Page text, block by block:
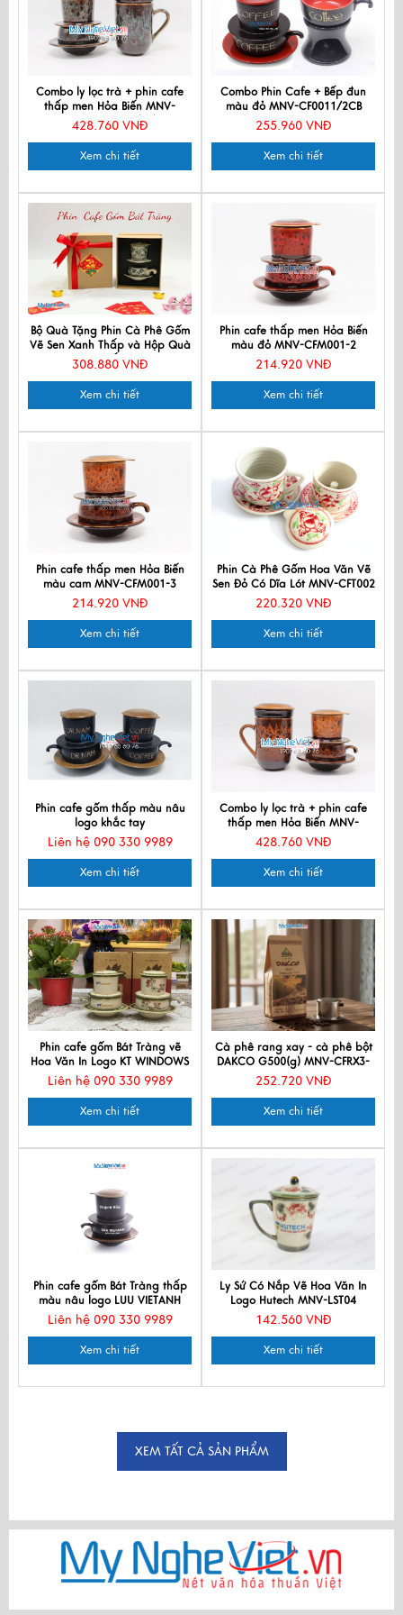
Combo ly lọc trà + phin cafe
thấp men Hỏa Biến MNV-
CFM001-5 màu xanh dương
428.760 VNĐ
Xem chi tiết
Combo Phin Cafe + Bếp đun
màu đỏ MNV-CF0011/2CB
255.960 VNĐ
Xem chi tiết
Bộ Quà Tặng Phin Cà Phê Gốm
Vẽ Sen Xanh Thấp và Hộp Quà
Tặng Cao Cấp CBMNV-
308.880 VNĐ
Xem chi tiết
Phin cafe thấp men Hỏa Biến
màu đỏ MNV-CFM001-2
214.920 VNĐ
Xem chi tiết
Phin cafe thấp men Hỏa Biến
màu cam MNV-CFM001-3
214.920 VNĐ
Xem chi tiết
Phin Cà Phê Gốm Hoa Văn Vẽ
Sen Đỏ Có Dĩa Lót MNV-CFT002
220.320 VNĐ
Xem chi tiết
Phin cafe gốm thấp màu nâu
logo khắc tay
Liên hệ 090 330 9989
Xem chi tiết
Combo ly lọc trà + phin cafe
thấp men Hỏa Biến MNV-
CFM001-3 màu cam
428.760 VNĐ
Xem chi tiết
Phin cafe gốm Bát Tràng vẽ
Hoa Văn In Logo KT WINDOWS
Liên hệ 090 330 9989
Xem chi tiết
Cà phê rang xay - cà phê bột
DAKCO G500(g) MNV-CFRX3-
G500
252.720 VNĐ
Xem chi tiết
Phin cafe gốm Bát Tràng thấp
màu nâu logo LUU VIETANH
Liên hệ 090 330 9989
Xem chi tiết
Ly Sứ Có Nắp Vẽ Hoa Văn In
Logo Hutech MNV-LST04
142.560 VNĐ
Xem chi tiết
XEM TẤT CẢ SẢN PHẨM